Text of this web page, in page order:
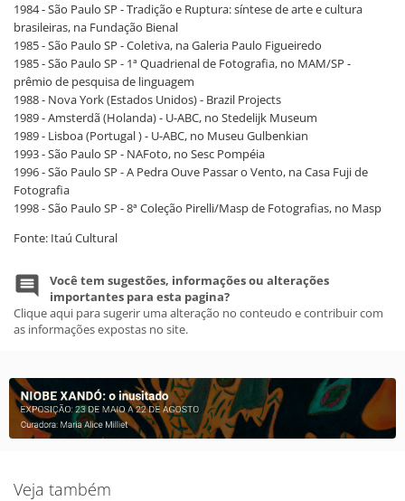
1984 - São Paulo SP - Tradição e Ruptura: síntese de arte e cultura
brasileiras, na Fundação Bienal
1985 - São Paulo SP - Coletiva, na Galeria Paulo Figueiredo
1985 - São Paulo SP - 1ª Quadrienal de Fotografia, no MAM/SP -
prêmio de pesquisa de linguagem
1988 - Nova York (Estados Unidos) - Brazil Projects
1989 - Amsterdã (Holanda) - U-ABC, no Stedelijk Museum
1989 - Lisboa (Portugal ) - U-ABC, no Museu Gulbenkian
1993 - São Paulo SP - NAFoto, no Sesc Pompéia
1996 - São Paulo SP - A Pedra Ouve Passar o Vento, na Casa Fuji de
Fotografia
1998 - São Paulo SP - 8ª Coleção Pirelli/Masp de Fotografias, no Masp
Fonte: Itaú Cultural
Você tem sugestões, informações ou alterações
importantes para esta pagina?
Clique aqui para sugerir uma alteração no conteudo e contribuir com
as informações expostas no site.
Veja também